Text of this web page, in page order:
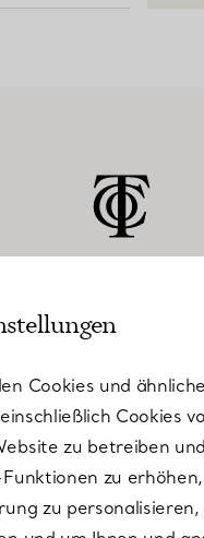
& CO.
Cookies und
einschließlich Cookies
zu betreiben
zu
zu personalisieren,